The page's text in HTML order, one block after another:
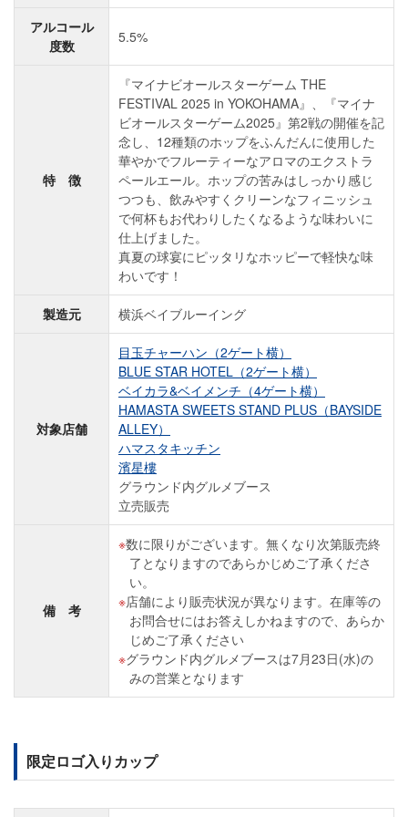
アルコール
度数
5.5%
特 徴
『マイナビオールスターゲーム THE
FESTIVAL 2025 in YOKOHAMA』、『マイナ
ビオールスターゲーム2025』第2戦の開催を記
念し、12種類のホップをふんだんに使用した
華やかでフルーティーなアロマのエクストラ
ペールエール。ホップの苦みはしっかり感じ
つつも、飲みやすくクリーンなフィニッシュ
で何杯もお代わりしたくなるような味わいに
仕上げました。
真夏の球宴にピッタリなホッピーで軽快な味
わいです！
製造元 横浜ベイブルーイング
対象店舗
目玉チャーハン（2ゲート横）
BLUE STAR HOTEL（2ゲート横）
ベイカラ&ベイメンチ（4ゲート横）
HAMASTA SWEETS STAND PLUS（BAYSIDE
ALLEY）
ハマスタキッチン
濱星樓
グラウンド内グルメブース
立売販売
備 考
数に限りがございます。無くなり次第販売終
了となりますのであらかじめご了承くださ
い。
店舗により販売状況が異なります。在庫等の
お問合せにはお答えしかねますので、あらか
じめご了承ください
グラウンド内グルメブースは7月23日(水)の
みの営業となります
限定ロゴ入りカップ